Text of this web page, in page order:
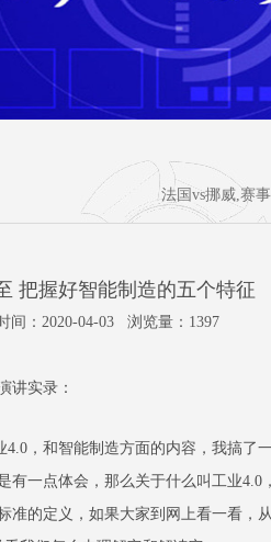
法国vs挪威,赛
把握好智能制造的五个特征
：2020-04-03 浏览量：1397
讲实录：
，和智能制造方面的内容，我搞了
有一点体会，那么关于什么叫工业4.0
准的定义，如果大家到网上看一看，